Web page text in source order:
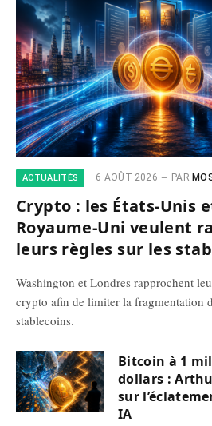
ACTUALITÉS 6 AOÛT 2026 PAR
Crypto : les États-Unis
Royaume-Uni veulent
leurs règles sur les
Washington et Londres rapprochent
crypto afin de limiter la fragmentation
stablecoins.
Bitcoin à 1
dollars :
sur
IA